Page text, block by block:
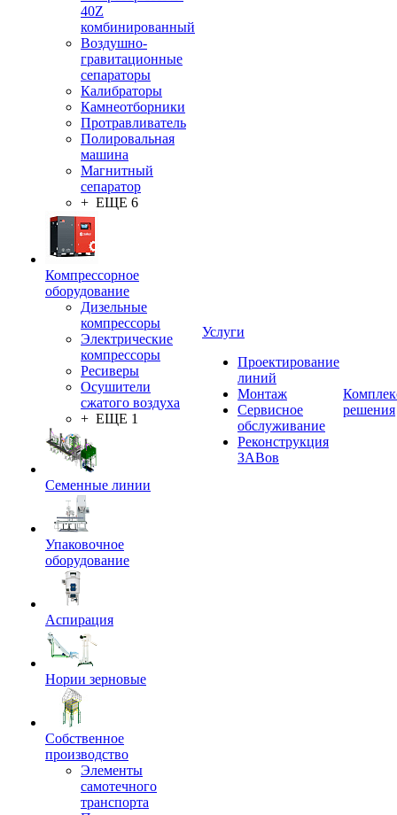
40Z
комбинированный
Воздушно-
гравитационные
сепараторы
Калибраторы
Камнеотборники
Протравливатель
Полировальная
машина
Магнитный
сепаратор
+ ЕЩЕ 6
Компрессорное
оборудование
Дизельные
компрессоры
Электрические
компрессоры
Ресиверы
Осушители
сжатого воздуха
+ ЕЩЕ 1
Семенные линии
Упаковочное
оборудование
Аспирация
Нории зерновые
Собственное
производство
Элементы
самотечного
транспорта
Услуги
Проектирование
линий
Монтаж
Сервисное
обслуживание
Реконструкция
ЗАВов
решения